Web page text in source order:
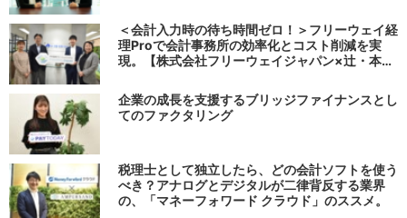
＜会計入力時の待ち時間ゼロ！＞フリーウェイ経
理Proで会計事務所の効率化とコスト削減を実
現。【株式会社フリーウェイジャパン×辻・本郷
企業の成長を支援するブリッジファイナンスとし
てのファクタリング
税理士として独立したら、どの会計ソフトを使う
べき？アナログとデジタルが二律背反する業界
の、「マネーフォワード クラウド」のススメ。